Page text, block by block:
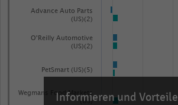
O'Reilly Automotive
(US)(2)
Advance Auto Parts
(US)(2)
PetSmart (US)(5)
Wegmans Food Markets
(US)
Informieren und Vorteile